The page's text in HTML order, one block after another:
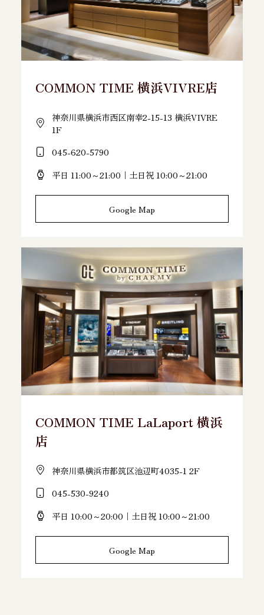
COMMON TIME 横浜VIVRE店
神奈川県横浜市西区南幸2-15-13 横浜VIVRE
1F
045-620-5790
平日 11:00～21:00｜土日祝 10:00～21:00
Google Map
COMMON TIME LaLaport 横浜
店
神奈川県横浜市都筑区池辺町4035-1 2F
045-530-9240
平日 10:00～20:00｜土日祝 10:00～21:00
Google Map